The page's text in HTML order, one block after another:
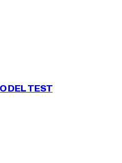
DEL TEST